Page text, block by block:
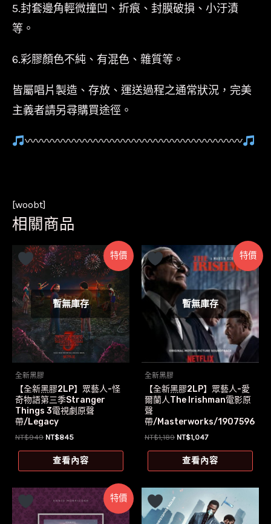
5.封套邊角輕微撞凹、折痕、封膜破損、小汙漬
等。
6.彩膠顏色不純、有混色、雜質等。
皆屬唱片製造、存放、運送過程之通常狀況，完美
主義者請另尋購買途徑。
〰〰〰〰〰〰〰〰〰〰〰〰〰〰〰〰〰〰〰〰
[woobt]
相關商品
特價
暫無庫存
全新黑膠
【全新黑膠2LP】眾藝人-怪
奇物語第三季Stranger
Things 3電視劇原聲
帶/Legacy
NT$949 原
格：
NT$845目
價
格：
查看內容
特價
暫無庫存
全新黑膠
【全新黑膠2LP】眾藝人-愛
爾蘭人The Irishman電影原
聲
帶/Masterworks/1907596
9471
NT$1,189 原
價
格：
NT$1,047目
價
格：
查看內容
特價